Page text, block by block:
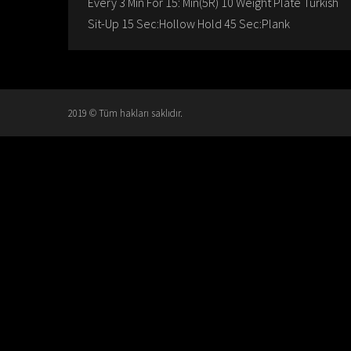
Sit-Up 15 Sec:Hollow Hold 45 Sec:Plank
2019 © Tüm hakları saklıdır.